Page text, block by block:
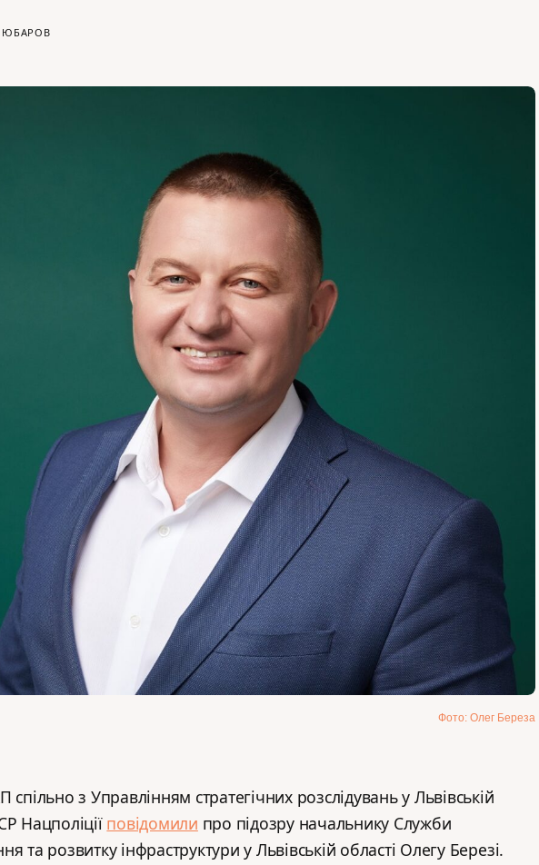
Фото: Олег Береза
спільно з Управлінням стратегічних розслідувань у Львівській
Нацполіції повідомили про підозру начальнику Служби
та розвитку інфраструктури у Львівській області Олегу Березі.